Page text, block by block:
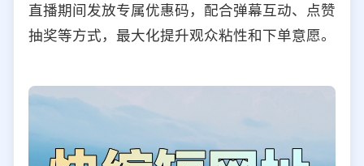
直播期间发放专属优惠码，配合弹幕互动、点赞
抽奖等方式，最大化提升观众粘性和下单意愿。